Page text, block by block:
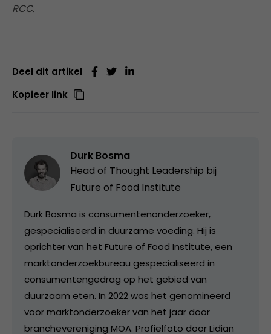
RCC.
Deel dit artikel
Kopieer link
Durk Bosma
Head of Thought Leadership bij
Future of Food Institute
Durk Bosma is consumentenonderzoeker,
gespecialiseerd in duurzame voeding. Hij is
oprichter van het Future of Food Institute, een
marktonderzoekbureau gespecialiseerd in
consumentengedrag op het gebied van
duurzaam eten. In 2022 was het genomineerd
voor marktonderzoeker van het jaar door
branchevereniging MOA. Profielfoto door Lidian